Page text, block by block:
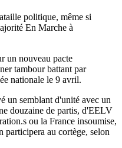
politique, même si
En Marche à
un nouveau pacte
tambour battant par
nationale le 9 avril.
un semblant d'unité avec un
douzaine de partis, d'EELV
ou la France insoumise,
au cortège, selon